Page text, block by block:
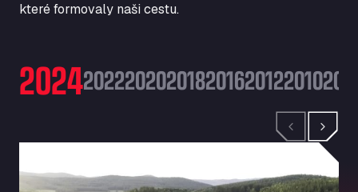
které formovaly naši cestu.
2024202220202018201620122010